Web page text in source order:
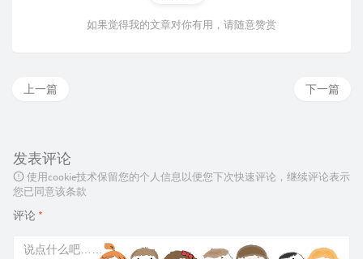
如果觉得我的文章对你有用，请随意赞赏
下一篇
上一篇
发表评论
使用cookie技术保留您的个人信息以便您下次快速评论，继续评论表示
您已同意该条款
评论 *